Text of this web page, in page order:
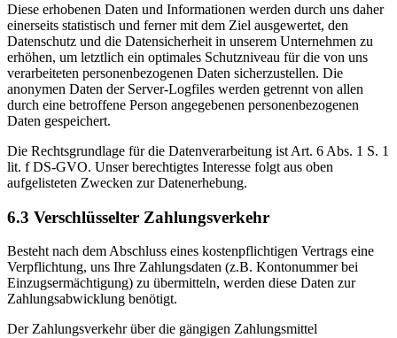
Diese erhobenen Daten und Informationen werden durch uns daher
einerseits statistisch und ferner mit dem Ziel ausgewertet, den
Datenschutz und die Datensicherheit in unserem Unternehmen zu
erhöhen, um letztlich ein optimales Schutzniveau für die von uns
verarbeiteten personenbezogenen Daten sicherzustellen. Die
anonymen Daten der Server-Logfiles werden getrennt von allen
durch eine betroffene Person angegebenen personenbezogenen
Daten gespeichert.
Die Rechtsgrundlage für die Datenverarbeitung ist Art. 6 Abs. 1 S. 1
lit. f DS-GVO. Unser berechtigtes Interesse folgt aus oben
aufgelisteten Zwecken zur Datenerhebung.
6.3 Verschlüsselter Zahlungsverkehr
Besteht nach dem Abschluss eines kostenpflichtigen Vertrags eine
Verpflichtung, uns Ihre Zahlungsdaten (z.B. Kontonummer bei
Einzugsermächtigung) zu übermitteln, werden diese Daten zur
Zahlungsabwicklung benötigt.
Der Zahlungsverkehr über die gängigen Zahlungsmittel